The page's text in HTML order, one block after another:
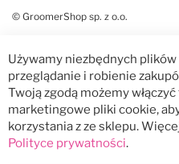
© GroomerShop sp. z o.o.
Używamy niezbędnych
przeglądanie i robienie
Twoją zgodą możemy
marketingowe pliki cookie,
korzystania z ze sklepu.
Polityce prywatności.